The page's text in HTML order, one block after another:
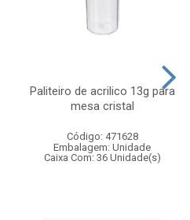
Paliteiro de acrilico 13g para
mesa cristal
Código: 471628
Embalagem: Unidade
Caixa Com: 36 Unidade(s)